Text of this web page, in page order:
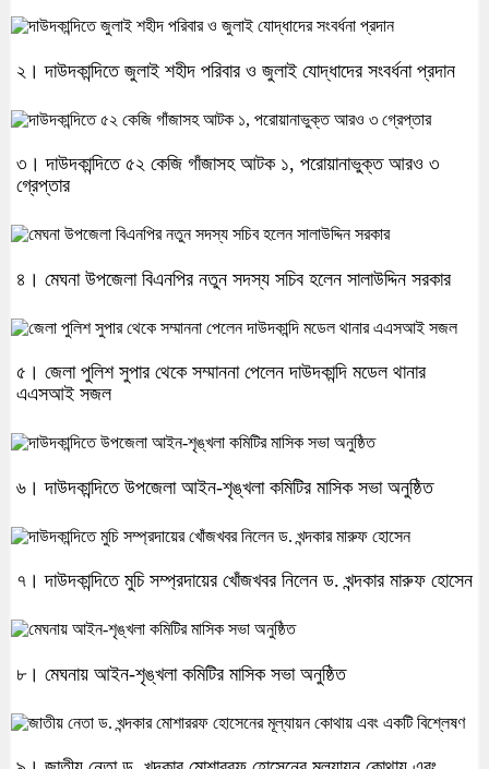
২। দাউদকান্দিতে জুলাই শহীদ পরিবার ও জুলাই যোদ্ধাদের সংবর্ধনা প্রদান
৩। দাউদকান্দিতে ৫২ কেজি গাঁজাসহ আটক ১, পরোয়ানাভুক্ত আরও ৩
গ্রেপ্তার
৪। মেঘনা উপজেলা বিএনপির নতুন সদস্য সচিব হলেন সালাউদ্দিন সরকার
৫। জেলা পুলিশ সুপার থেকে সম্মাননা পেলেন দাউদকান্দি মডেল থানার
এএসআই সজল
৬। দাউদকান্দিতে উপজেলা আইন-শৃঙ্খলা কমিটির মাসিক সভা অনুষ্ঠিত
৭। দাউদকান্দিতে মুচি সম্প্রদায়ের খোঁজখবর নিলেন ড. খন্দকার মারুফ হোসেন
৮। মেঘনায় আইন-শৃঙ্খলা কমিটির মাসিক সভা অনুষ্ঠিত